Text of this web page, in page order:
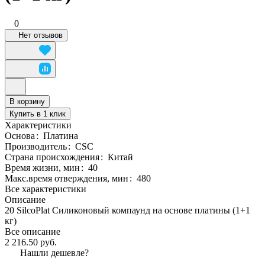
0
Нет отзывов
В корзину
Купить в 1 клик
Характеристики
Основа : Платина
Производитель: CSC
Страна происхождения: Китай
Время жизни, мин : 40
Макс.время отверждения, мин : 480
Все характеристики
Описание
20 SilcoPlat Силиконовый компаунд на основе платины (1+1
кг)
Все описание
2 216.50 руб.
Нашли дешевле?